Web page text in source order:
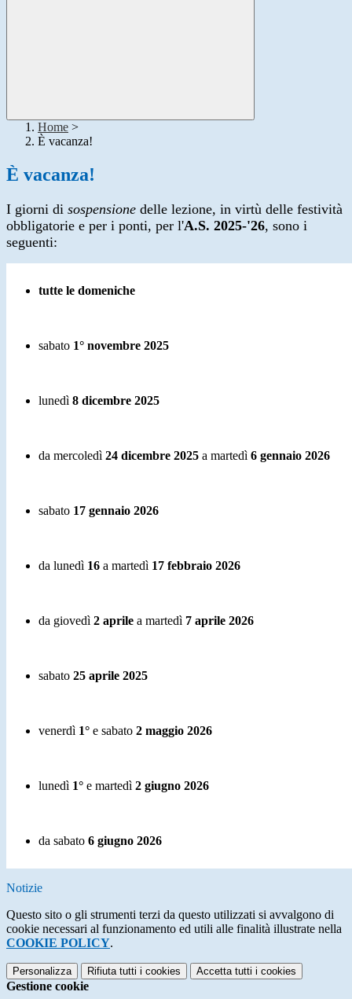
Home >
È vacanza!
È vacanza!
I giorni di sospensione delle lezione, in virtù delle festività
obbligatorie e per i ponti, per l'A.S. 2025-'26, sono i
seguenti:
tutte le domeniche
sabato 1° novembre 2025
lunedì 8 dicembre 2025
da mercoledì 24 dicembre 2025 a martedì 6 gennaio 2026
sabato 17 gennaio 2026
da lunedì 16 a martedì 17 febbraio 2026
da giovedì 2 aprile a martedì 7 aprile 2026
sabato 25 aprile 2025
venerdì 1° e sabato 2 maggio 2026
lunedì 1° e martedì 2 giugno 2026
da sabato 6 giugno 2026
Notizie
Questo sito o gli strumenti terzi da questo utilizzati si avvalgono di
cookie necessari al funzionamento ed utili alle finalità illustrate nella
COOKIE POLICY.
Personalizza Rifiuta tutti i cookies Accetta tutti i cookies
Gestione cookie